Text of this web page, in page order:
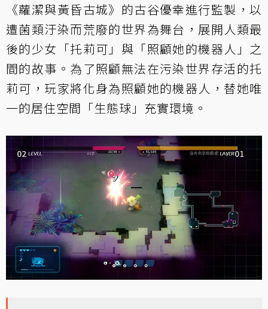
《蘿潔與黃昏古城》的古谷優幸進行監製，以
遭菌類汙染而荒廢的世界為舞台，展開人類最
後的少女「托莉可」與「照顧她的機器人」之
間的故事。為了照顧無法在污染世界存活的托
莉可，玩家將化身為照顧她的機器人，替她唯
一的居住空間「生態球」充實環境。